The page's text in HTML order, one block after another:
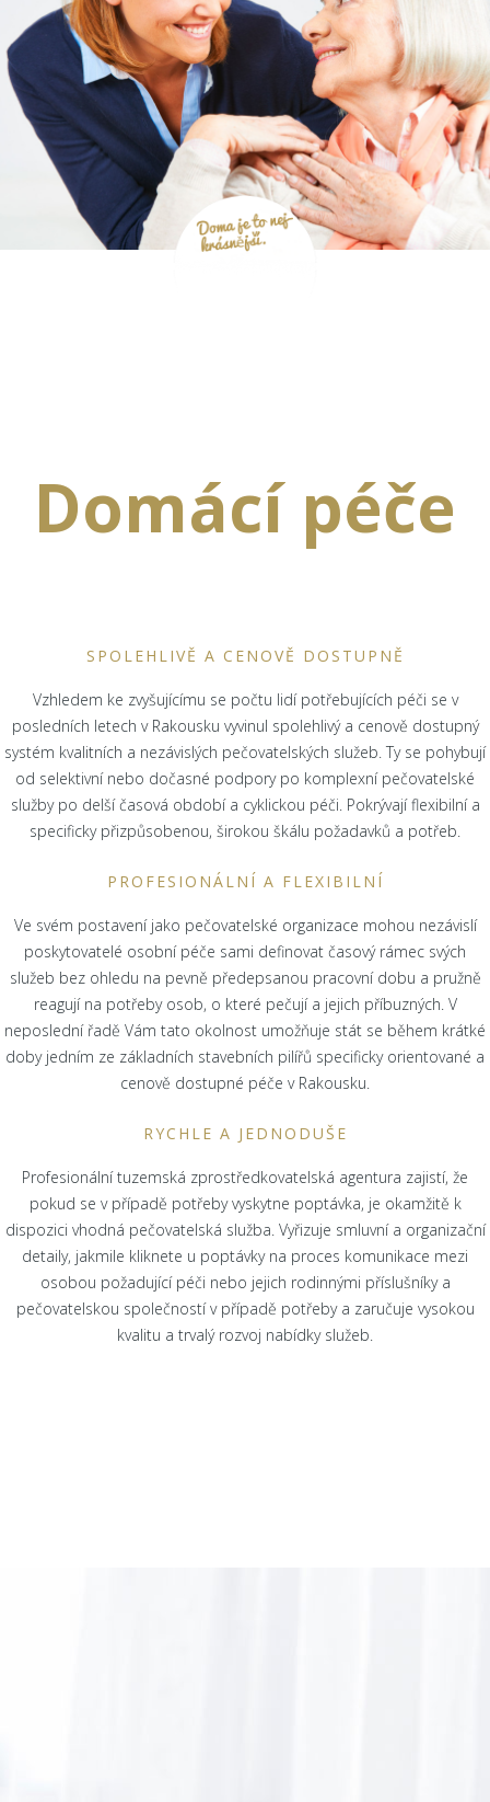
Domácí péče
SPOLEHLIVĚ A CENOVĚ DOSTUPNĚ
Vzhledem ke zvyšujícímu se počtu lidí potřebujících péči se v
posledních letech v Rakousku vyvinul spolehlivý a cenově dostupný
systém kvalitních a nezávislých pečovatelských služeb. Ty se pohybují
od selektivní nebo dočasné podpory po komplexní pečovatelské
služby po delší časová období a cyklickou péči. Pokrývají flexibilní a
specificky přizpůsobenou, širokou škálu požadavků a potřeb.
PROFESIONÁLNÍ A FLEXIBILNÍ
Ve svém postavení jako pečovatelské organizace mohou nezávislí
poskytovatelé osobní péče sami definovat časový rámec svých
služeb bez ohledu na pevně předepsanou pracovní dobu a pružně
reagují na potřeby osob, o které pečují a jejich příbuzných. V
neposlední řadě Vám tato okolnost umožňuje stát se během krátké
doby jedním ze základních stavebních pilířů specificky orientované a
cenově dostupné péče v Rakousku.
RYCHLE A JEDNODUŠE
Profesionální tuzemská zprostředkovatelská agentura zajistí, že
pokud se v případě potřeby vyskytne poptávka, je okamžitě k
dispozici vhodná pečovatelská služba. Vyřizuje smluvní a organizační
detaily, jakmile kliknete u poptávky na proces komunikace mezi
osobou požadující péči nebo jejich rodinnými příslušníky a
pečovatelskou společností v případě potřeby a zaručuje vysokou
kvalitu a trvalý rozvoj nabídky služeb.